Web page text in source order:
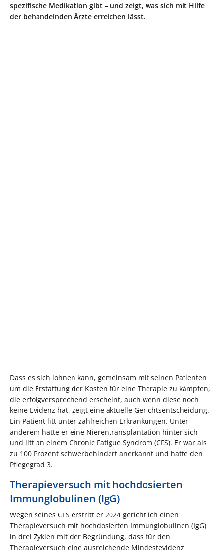
spezifische Medikation gibt – und zeigt, was sich mit Hilfe
der behandelnden Ärzte erreichen lässt.
Dass es sich lohnen kann, gemeinsam mit seinen Patienten
um die Erstattung der Kosten für eine Therapie zu kämpfen,
die erfolgversprechend erscheint, auch wenn diese noch
keine Evidenz hat, zeigt eine aktuelle Gerichtsentscheidung.
Ein Patient litt unter zahlreichen Erkrankungen. Unter
anderem hatte er eine Nierentransplantation hinter sich
und litt an einem Chronic Fatigue Syndrom (CFS). Er war als
zu 100 Prozent schwerbehindert anerkannt und hatte den
Pflegegrad 3.
Therapieversuch mit hochdosierten
Immunglobulinen (IgG)
Wegen seines CFS erstritt er 2024 gerichtlich einen
Therapieversuch mit hochdosierten Immunglobulinen (IgG)
in drei Zyklen mit der Begründung, dass für den
Therapieversuch eine ausreichende Mindestevidenz